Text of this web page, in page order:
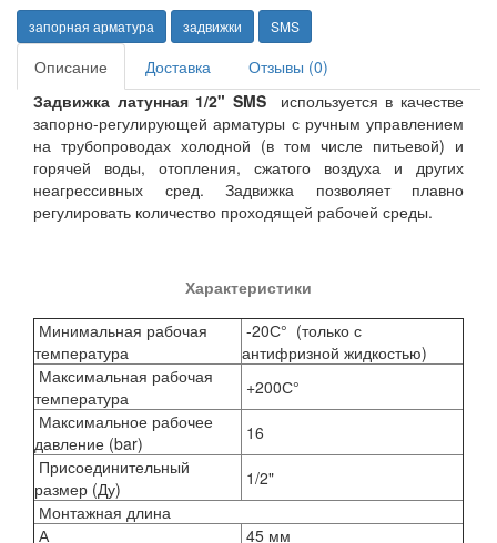
запорная арматура задвижки SMS
Описание Доставка
Отзывы (0)
Задвижка латунная 1/2" SMS
используется в качестве
запорно-регулирующей арматуры с ручным управлением
на трубопроводах холодной (в том числе питьевой) и
горячей воды, отопления, сжатого воздуха и других
неагрессивных сред. Задвижка позволяет плавно
регулировать количество проходящей рабочей среды.
Характеристики
Минимальная рабочая
температура
-20С° (только с
антифризной жидкостью)
Максимальная рабочая
температура
+200С°
Максимальное рабочее
давление (bar)
16
Присоединительный
размер (Ду)
1/2"
Монтажная длина
А
45 мм